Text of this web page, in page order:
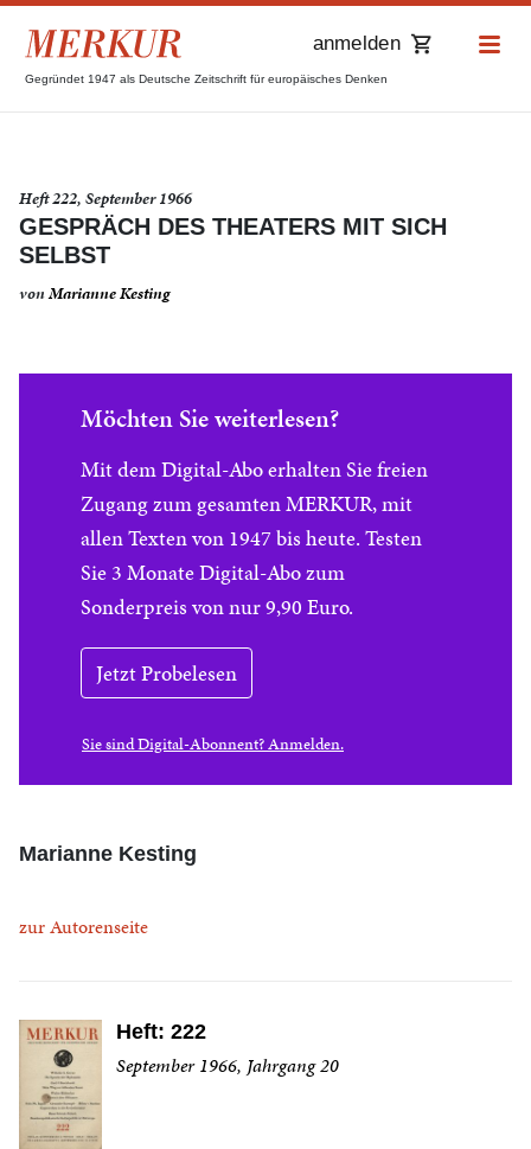
Gegründet 1947 als Deutsche Zeitschrift für europäisches Denken
anmelden
Heft 222, September 1966
GESPRÄCH DES THEATERS MIT SICH
SELBST
vonMarianne Kesting
Möchten Sie weiterlesen?
Mit dem Digital-Abo erhalten Sie freien
Zugang zum gesamten MERKUR, mit
allen Texten von 1947 bis heute. Testen
Sie 3 Monate Digital-Abo zum
Sonderpreis von nur 9,90 Euro.
Jetzt Probelesen
Sie sind Digital-Abonnent? Anmelden.
Marianne Kesting
zur Autorenseite
Heft: 222
September 1966, Jahrgang 20